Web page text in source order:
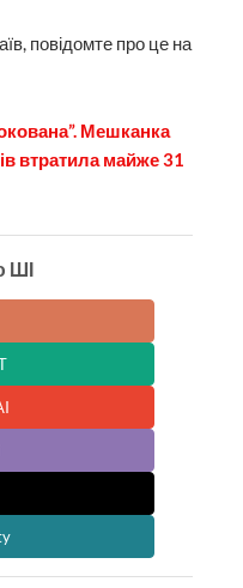
повідомте про це на
Мешканка
втратила майже 31
ШІ